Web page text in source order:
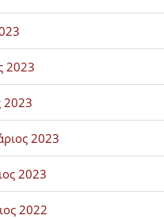
2023
2023
2023
2023
2022